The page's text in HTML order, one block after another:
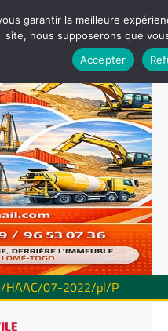
HAAC/07-2022/pl/P
garantir la meilleure
site, nous supposerons que
Accepter